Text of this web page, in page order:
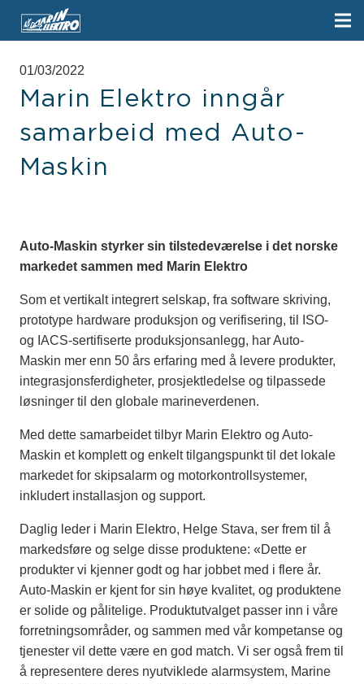
01/03/2022
Marin Elektro inngår
samarbeid med Auto-
Maskin
Auto-Maskin styrker sin tilstedeværelse i det norske
markedet sammen med Marin Elektro
Som et vertikalt integrert selskap, fra software skriving,
prototype hardware produksjon og verifisering, til ISO-
og IACS-sertifiserte produksjonsanlegg, har Auto-
Maskin mer enn 50 års erfaring med å levere produkter,
integrasjonsferdigheter, prosjektledelse og tilpassede
løsninger til den globale marineverdenen.
Med dette samarbeidet tilbyr Marin Elektro og Auto-
Maskin et komplett og enkelt tilgangspunkt til det lokale
markedet for skipsalarm og motorkontrollsystemer,
inkludert installasjon og support.
Daglig leder i Marin Elektro, Helge Stava, ser frem til å
markedsføre og selge disse produktene: «Dette er
produkter vi kjenner godt og har jobbet med i flere år.
Auto-Maskin er kjent for sin høye kvalitet, og produktene
er solide og pålitelige. Produktutvalget passer inn i våre
forretningsområder, og sammen med vår kompetanse og
tjenester vil dette være en god match. Vi ser også frem til
å representere deres nyutviklede alarmsystem, Marine